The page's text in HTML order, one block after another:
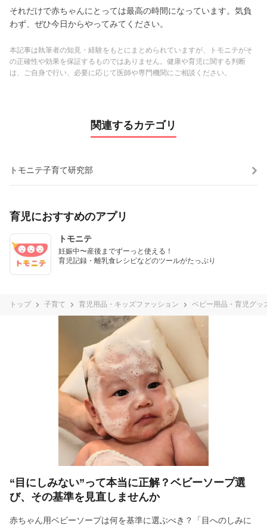
それだけで赤ちゃんにとっては最高の時間になっています。気負
わず、ぜひ今日からやってみてください。
本記事は執筆者の知見・経験をもとにまとめられていますが、トモニテがそ
の正確性や効果を保証するものではありません。健康や育児に関する判断
は、ご自身で行い、必要に応じて医師や専門機関にご相談ください。
関連するカテゴリ
トモニテ子育て研究部
育児におすすめのアプリ
トモニテ
妊娠中〜産後までずーっと使える！
育児記録・離乳食レシピなどのツールがたっぷり
トップ 子育て 育児用品・キッズファッション ベビー用品・育児グッ
“目にしみない”って本当に正解？ベビーソープ選
び、その基準を見直しませんか
赤ちゃん用ベビーソープは何を基準に選ぶべき？「目へのしみに